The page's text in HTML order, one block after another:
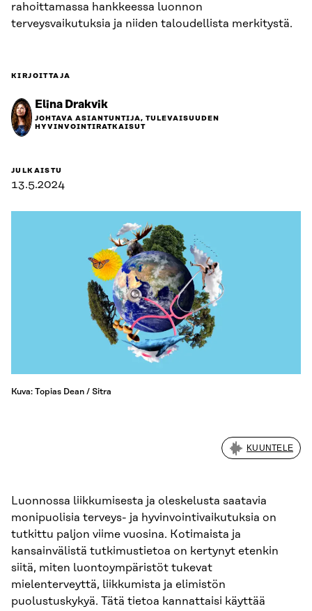
rahoittamassa hankkeessa luonnon
terveysvaikutuksia ja niiden taloudellista merkitystä.
KIRJOITTAJA
Elina Drakvik
JOHTAVA ASIANTUNTIJA, TULEVAISUUDEN
HYVINVOINTIRATKAISUT
JULKAISTU
13.5.2024
Kuva: Topias Dean / Sitra
KUUNTELE
Luonnossa liikkumisesta ja oleskelusta saatavia
monipuolisia terveys- ja hyvinvointivaikutuksia on
tutkittu paljon viime vuosina. Kotimaista ja
kansainvälistä tutkimustietoa on kertynyt etenkin
siitä, miten luontoympäristöt tukevat
mielenterveyttä, liikkumista ja elimistön
puolustuskykyä. Tätä tietoa kannattaisi käyttää